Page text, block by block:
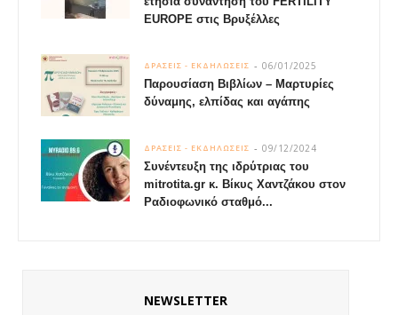
EUROPE στις Βρυξέλλες
Παρουσίαση Βιβλίων – Μαρτυρίες
δύναμης, ελπίδας και αγάπης
ΔΡΑΣΕΙΣ - ΕΚΔΗΛΩΣΕΙΣ 06/01/2025
Συνέντευξη της ιδρύτριας του
mitrotita.gr κ. Βίκυς Χαντζάκου στον
Ραδιοφωνικό σταθμό...
ΔΡΑΣΕΙΣ - ΕΚΔΗΛΩΣΕΙΣ 09/12/2024
NEWSLETTER